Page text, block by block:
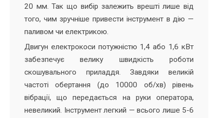
20 мм. Так що вибір залежить врешті лише від
того, чим зручніше привести інструмент в дію —
паливом чи електрикою.
Двигун електрокоси потужністю 1,4 або 1,6 кВт
забезпечує велику швидкість роботи
скошувального приладдя. Завдяки великій
частоті обертання (до 10000 об/хв) рівень
вібрації, що передається на руки оператора,
невеликий. Інструмент легкий — всього лише 5-6